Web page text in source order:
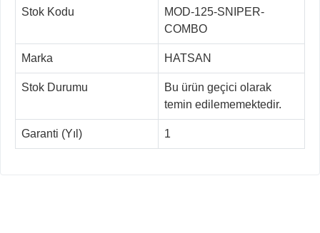
Stok Kodu
MOD-125-SNIPER-
COMBO
Marka HATSAN
Stok Durumu
Bu ürün geçici olarak
temin edilememektedir.
Garanti (Yıl) 1